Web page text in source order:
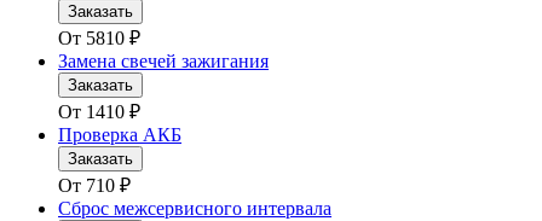
Заказать
От 5810 ₽
Замена свечей зажигания
Заказать
От 1410 ₽
Проверка АКБ
Заказать
От 710 ₽
Сброс межсервисного интервала